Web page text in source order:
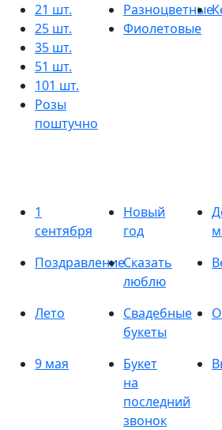
21 шт.
25 шт.
35 шт.
51 шт.
101 шт.
Розы
поштучно
Разноцветные
Фиолетовые
1
сентября
Новый
год
ПоздравлениеСказать
люблю
Лето
Свадебные
букеты
9 мая
Букет
на
последний
звонок